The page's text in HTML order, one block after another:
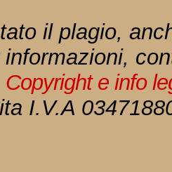
il plagio,
informazioni,
Copyright e info
I.V.A